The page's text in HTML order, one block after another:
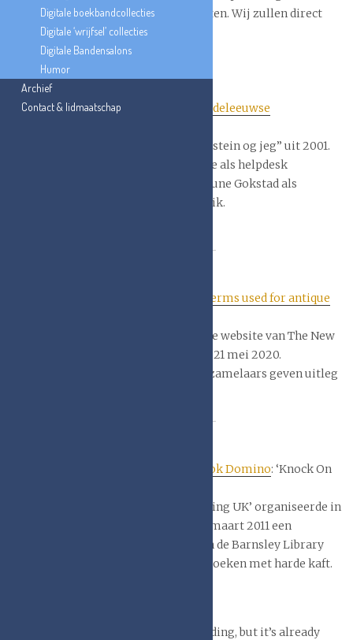
afbeelding of link, laat dit ons dan weten. Wij zullen direct
gepaste actie ondernemen.
Film
You tube link:
Middeleeuwse
Origineel van “Øystein og jeg” uit 2001.
Met Øystein Backe als helpdesk
medewerker en Rune Gokstad als
wanhopige monnik.
The oddest terms used for antique
Gepubliceerd op de website van The New
Yorker Magazine, 21 mei 2020.
Antiquairs en verzamelaars geven uitleg
Book Domino: ‘Knock On
‘Responsible Fishing UK’ organiseerde in
de op zaterdag 9 maart 2011 een
boekendomino in de Barnsley Library
met afgedankte boeken met harde kaft.
We used to have a joke about bookbinding, but it’s already
Digitale boekbandcollecties
Digitale ‘wrijfsel’ collecties
Digitale Bandensalons
Humor
Archief
Contact & lidmaatschap